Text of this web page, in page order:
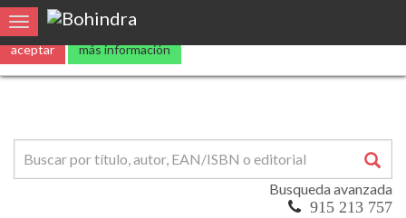
Utilizamoscookies propias y de terceros para mejorar nuestros
aceptar más información
Toggle navigation
Busqueda avanzada
915 213 757